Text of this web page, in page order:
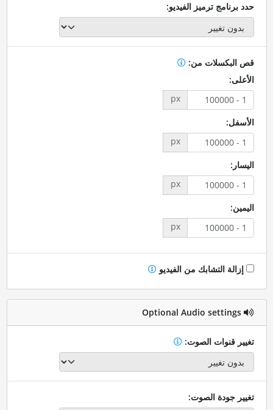
حدد برنامج ترميز الفيديو:
قص البكسلات من:
الأعلى:
px
الأسفل:
px
اليسار:
px
اليمين:
px
إزالة التشابك من الفيديو
Optional Audio settings
تغيير قنوات الصوت:
تغيير جودة الصوت: